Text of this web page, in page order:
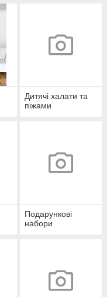
Дитячі халати та
піжами
Подарункові
набори